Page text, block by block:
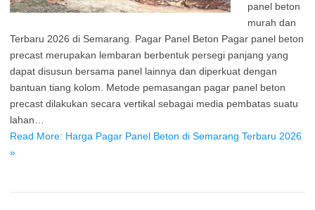
panel beton
murah dan
Terbaru 2026 di Semarang. Pagar Panel Beton Pagar panel beton
precast merupakan lembaran berbentuk persegi panjang yang
dapat disusun bersama panel lainnya dan diperkuat dengan
bantuan tiang kolom. Metode pemasangan pagar panel beton
precast dilakukan secara vertikal sebagai media pembatas suatu
lahan…
Read More: Harga Pagar Panel Beton di Semarang Terbaru 2026
»